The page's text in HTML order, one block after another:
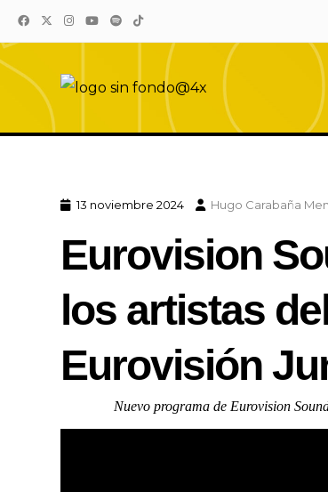
Eurovision
El sonido de
13 noviembre 2024 Hugo Carabaña
Eurovision
los artistas
Eurovisión
Nuevo programa de Eurovision